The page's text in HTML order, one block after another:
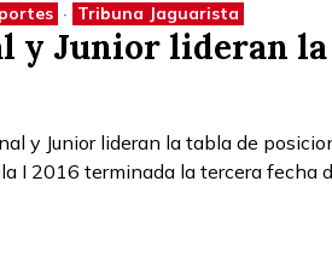
· Tribuna Jaguarista
y Junior lideran la
y Junior lideran la tabla de
I 2016 terminada la tercera fecha